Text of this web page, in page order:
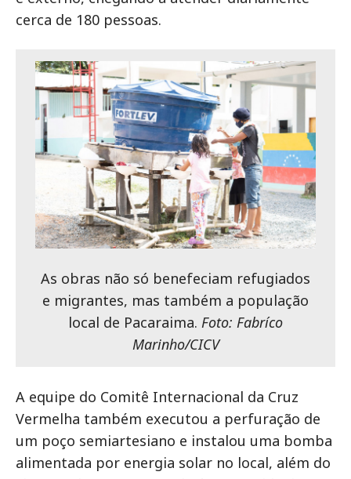
cerca de 180 pessoas.
As obras não só benefeciam refugiados
e migrantes, mas também a população
local de Pacaraima. Foto: Fabríco
Marinho/CICV
A equipe do Comitê Internacional da Cruz
Vermelha também executou a perfuração de
um poço semiartesiano e instalou uma bomba
alimentada por energia solar no local, além do